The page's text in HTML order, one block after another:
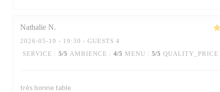
Nathalie N
2026-05-19 - 19:30 - GUESTS 4
SERVICE : 5/5 AMBIENCE : 4/5 MENU : 5/5 QUALITY_PRICE
très bonne table